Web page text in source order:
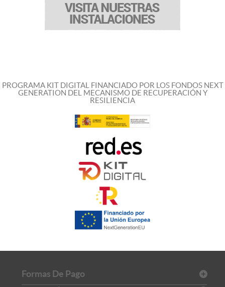
PROGRAMA KIT DIGITAL FINANCIADO POR LOS FONDOS NEXT
GENERATION DEL MECANISMO DE RECUPERACIÓN Y
RESILIENCIA
Formas De Pago